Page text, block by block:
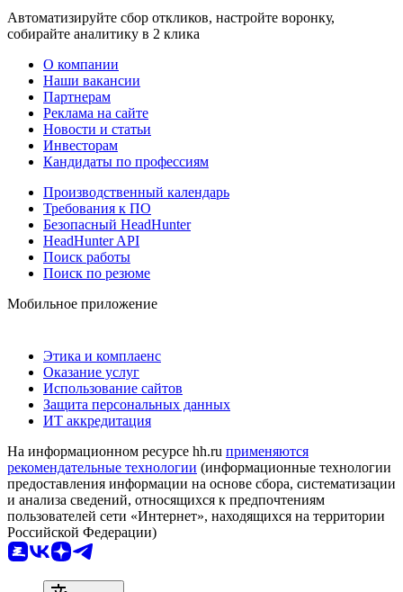
Автоматизируйте сбор откликов, настройте воронку,
собирайте аналитику в 2 клика
О компании
Наши вакансии
Партнерам
Реклама на сайте
Новости и статьи
Инвесторам
Кандидаты по профессиям
Производственный календарь
Требования к ПО
Безопасный HeadHunter
HeadHunter API
Поиск работы
Поиск по резюме
Мобильное приложение
Этика и комплаенс
Оказание услуг
Использование сайтов
Защита персональных данных
ИТ аккредитация
На информационном ресурсе hh.ru применяются
рекомендательные технологии (информационные технологии
предоставления информации на основе сбора, систематизации
и анализа сведений, относящихся к предпочтениям
пользователей сети «Интернет», находящихся на территории
Российской Федерации)